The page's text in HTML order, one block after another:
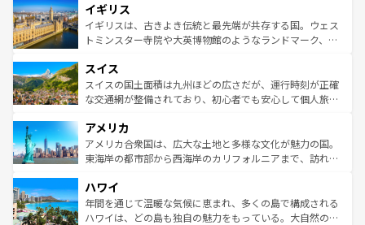
いる。シャンパンの発祥地であるランス、プロヴァンスの
香り高いラベンダー畑など、多彩な楽しみ方が可能だ。さ
らに、パリ以外の地域にも魅力が溢れており、どの街角に
れる地方に足を運ぶとそれぞれで全く異なる文化を体験で
きるだろう。 なお、新着のフランス情報はコンテンツ一覧
を参照してほしい。
顔を持つこの国は、どこを歩いても飽きることがない。ベ
ルリンの文化的活気、バイエルン州のアルプスの絶景、そ
してライン川沿いのワイン畑といった風景は必見。ビール
は、お酒好きな人にはぜひ体験してほしい。 なお、新着の
ドイツ情報はコンテンツ一覧を参照してほしい。
イギリス
イギリスは、古きよき伝統と最先端が共存する国。ウェス
トミンスター寺院や大英博物館のようなランドマーク、歴
リアごとに異なる魅力がある。また、優雅なアフタヌーン
ティー、ビール好きにはたまらない英国パブ、サッカー観
戦など、本場だからこそできる体験も豊富。イギリスを旅
ンツ一覧を参照してほしい。
スイス
スイスの国土面積は九州ほどの広さだが、運行時刻が正確
な交通網が整備されており、初心者でも安心して個人旅行
の建物がそのまま残る町や、スイスならではのユニークな
博物館もあり、アルプス観光だけでなく町歩きも満喫する
ことができる。国民の所得が高いため物価も高いが、旅行
ば市内交通費無料で観光を楽しむこともできる。 なお、新
着のスイス情報はコンテンツ一覧 を参照してほしい。
アメリカ
アメリカ合衆国は、広大な土地と多様な文化が魅力の国。
東海岸の都市部から西海岸のカリフォルニアまで、訪れる
のような巨大都市は、観光、ショッピング、エンターテイ
ンメントが詰まった刺激的なスポットだ。一方、アメリカ
西部には大自然が広がり、グランドキャニオンやイエロー
ハワイ
年間を通じて温暖な気候に恵まれ、多くの島で構成される
ハワイは、どの島も独自の魅力をもっている。大自然の神